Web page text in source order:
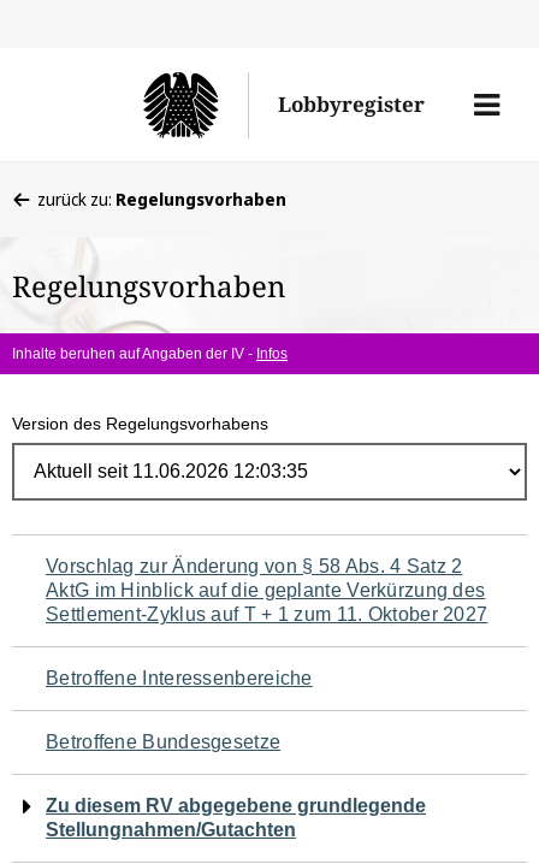
Lobbyregister
Menü
befinden
hier:
zurück zu: Regelungsvorhaben
Regelungsvorhaben
Inhalte beruhen auf Angaben der IV - Infos
Version des Regelungsvorhabens
Navigation
für
den
Seiteninhalt
Vorschlag zur Änderung von § 58 Abs. 4 Satz 2
AktG im Hinblick auf die geplante Verkürzung des
Settlement-Zyklus auf T + 1 zum 11. Oktober 2027
Betroffene Interessenbereiche
Betroffene Bundesgesetze
Zu diesem RV abgegebene grundlegende
Stellungnahmen/Gutachten